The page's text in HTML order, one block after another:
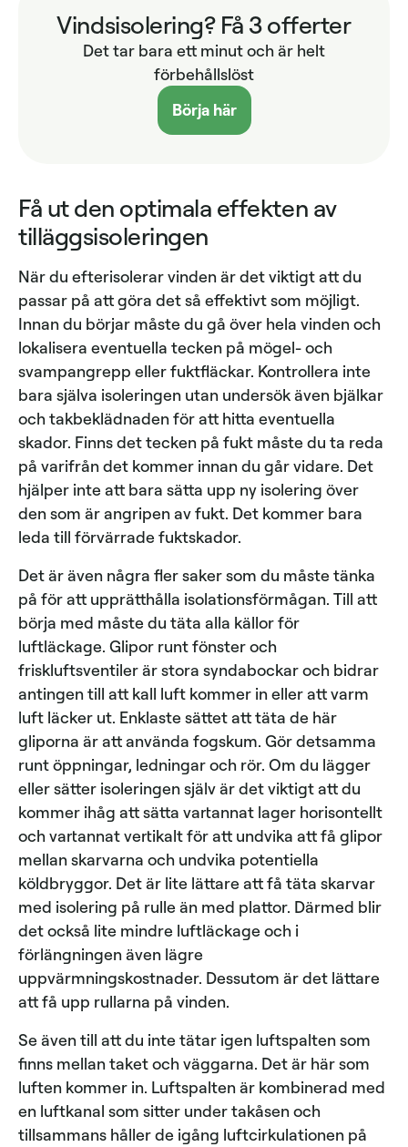
Vindsisolering? Få 3 offerter
Det tar bara ett minut och är helt
förbehållslöst
Börja här
Få ut den optimala effekten av
tilläggsisoleringen
När du efterisolerar vinden är det viktigt att du
passar på att göra det så effektivt som möjligt.
Innan du börjar måste du gå över hela vinden och
lokalisera eventuella tecken på mögel- och
svampangrepp eller fuktfläckar. Kontrollera inte
bara själva isoleringen utan undersök även bjälkar
och takbeklädnaden för att hitta eventuella
skador. Finns det tecken på fukt måste du ta reda
på varifrån det kommer innan du går vidare. Det
hjälper inte att bara sätta upp ny isolering över
den som är angripen av fukt. Det kommer bara
leda till förvärrade fuktskador.
Det är även några fler saker som du måste tänka
på för att upprätthålla isolationsförmågan. Till att
börja med måste du täta alla källor för
luftläckage. Glipor runt fönster och
friskluftsventiler är stora syndabockar och bidrar
antingen till att kall luft kommer in eller att varm
luft läcker ut. Enklaste sättet att täta de här
gliporna är att använda fogskum. Gör detsamma
runt öppningar, ledningar och rör. Om du lägger
eller sätter isoleringen själv är det viktigt att du
kommer ihåg att sätta vartannat lager horisontellt
och vartannat vertikalt för att undvika att få glipor
mellan skarvarna och undvika potentiella
köldbryggor. Det är lite lättare att få täta skarvar
med isolering på rulle än med plattor. Därmed blir
det också lite mindre luftläckage och i
förlängningen även lägre
uppvärmningskostnader. Dessutom är det lättare
att få upp rullarna på vinden.
Se även till att du inte tätar igen luftspalten som
finns mellan taket och väggarna. Det är här som
luften kommer in. Luftspalten är kombinerad med
en luftkanal som sitter under takåsen och
tillsammans håller de igång luftcirkulationen på